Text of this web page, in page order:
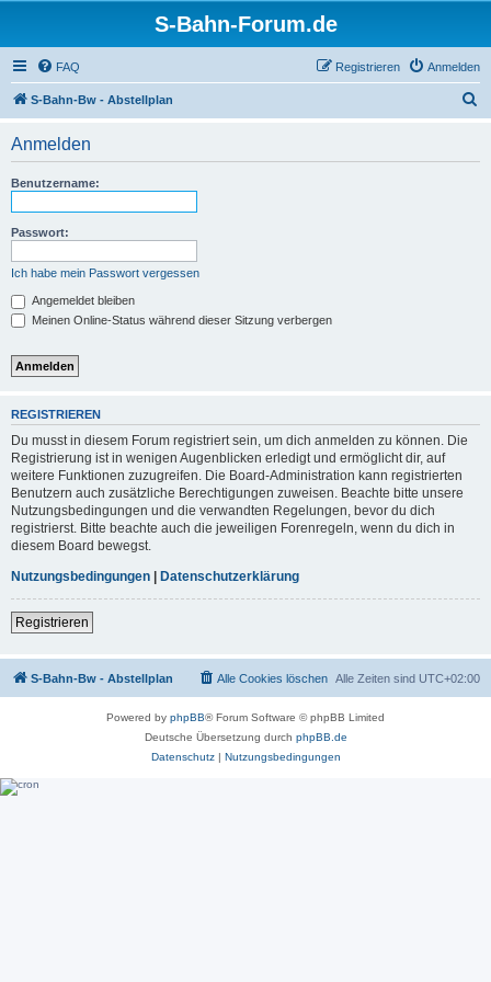
S-Bahn-Forum.de
FAQ Anmelden
Registrieren
S-Bahn-Bw - Abstellplan
Anmelden
Benutzername:
Passwort:
Ich habe mein Passwort vergessen
Angemeldet bleiben
Meinen Online-Status während dieser Sitzung verbergen
REGISTRIEREN
Du musst in diesem Forum registriert sein, um dich anmelden zu können. Die
Registrierung ist in wenigen Augenblicken erledigt und ermöglicht dir, auf
weitere Funktionen zuzugreifen. Die Board-Administration kann registrierten
Benutzern auch zusätzliche Berechtigungen zuweisen. Beachte bitte unsere
Nutzungsbedingungen und die verwandten Regelungen, bevor du dich
registrierst. Bitte beachte auch die jeweiligen Forenregeln, wenn du dich in
diesem Board bewegst.
Nutzungsbedingungen | Datenschutzerklärung
Registrieren
S-Bahn-Bw - Abstellplan Alle Zeiten sind UTC+02:00
Alle Cookies löschen
Powered by phpBB® Forum Software © phpBB Limited
Deutsche Übersetzung durch phpBB.de
Datenschutz| Nutzungsbedingungen